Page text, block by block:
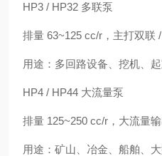
HP3 / HP32 多联泵
排量 63~125 cc/r，主打双联 /
用途：多回路设备、挖机、起
HP4 / HP44 大流量泵
排量 125~250 cc/r，大流量输
用途：矿山、冶金、船舶、大